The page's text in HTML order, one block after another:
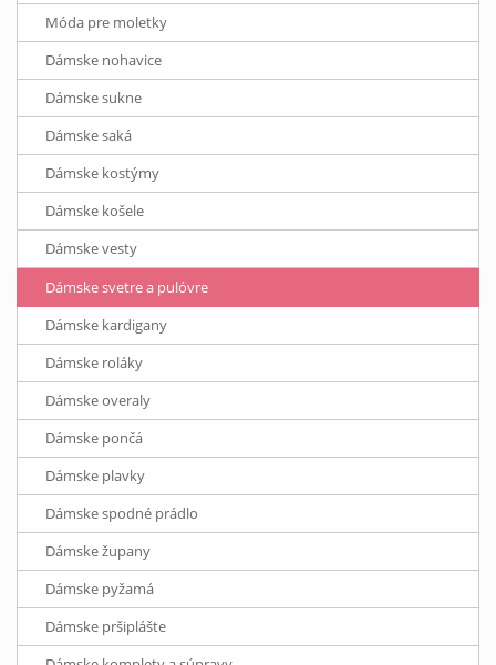
Móda pre moletky
Dámske nohavice
Dámske sukne
Dámske saká
Dámske kostýmy
Dámske košele
Dámske vesty
Dámske svetre a pulóvre
Dámske kardigany
Dámske roláky
Dámske overaly
Dámske pončá
Dámske plavky
Dámske spodné prádlo
Dámske župany
Dámske pyžamá
Dámske pršiplášte